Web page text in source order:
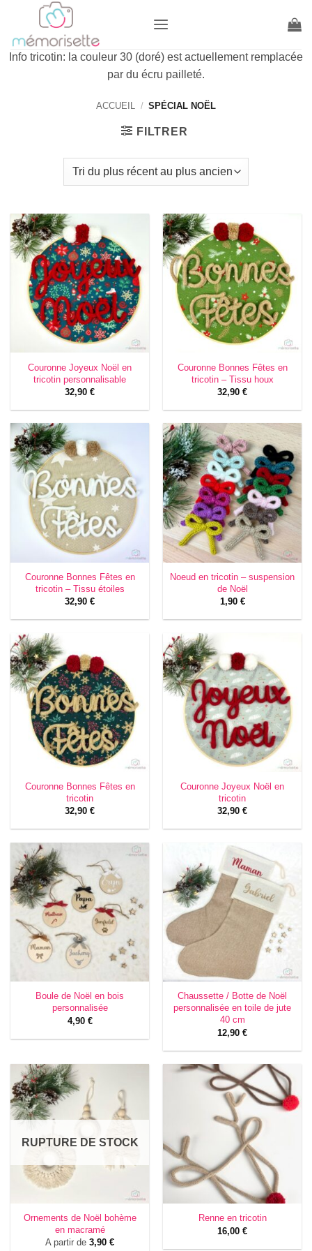
contenu
Info tricotin: la couleur 30 (doré) est actuellement remplacée
par du écru pailleté.
ACCUEIL / SPÉCIAL NOËL
FILTRER
Couronne Joyeux Noël en
tricotin personnalisable
32,90 €
Couronne Bonnes Fêtes en
tricotin – Tissu houx
32,90 €
Couronne Bonnes Fêtes en
tricotin – Tissu étoiles
32,90 €
Noeud en tricotin – suspension
de Noël
1,90 €
Couronne Bonnes Fêtes en
tricotin
32,90 €
Couronne Joyeux Noël en
tricotin
32,90 €
Boule de Noël en bois
personnalisée
4,90 €
Chaussette / Botte de Noël
personnalisée en toile de jute
40 cm
12,90 €
RUPTURE DE STOCK
Ornements de Noël bohème
en macramé
A partir de 3,90 €
Renne en tricotin
16,00 €